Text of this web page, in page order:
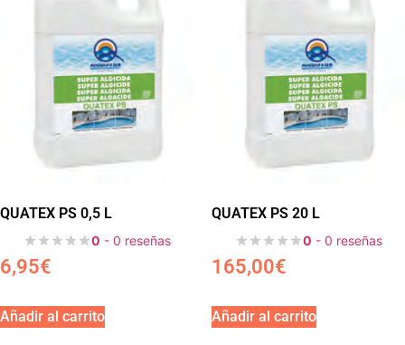
QUATEX PS 0,5 L
0 - 0 reseñas
6,95€
Añadir al carrito
QUATEX PS 20 L
0 - 0 reseñas
165,00€
Añadir al carrito